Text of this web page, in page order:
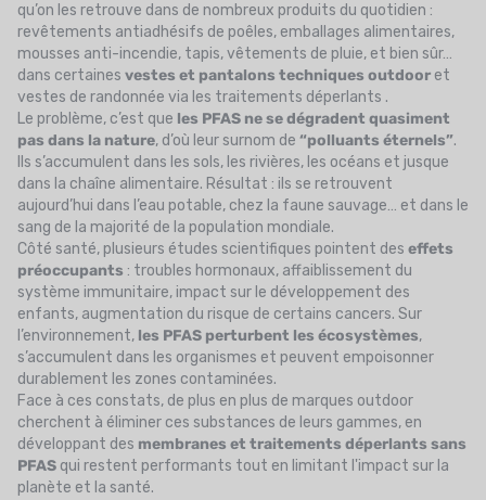
qu’on les retrouve dans de nombreux produits du quotidien :
revêtements antiadhésifs de poêles, emballages alimentaires,
mousses anti-incendie, tapis, vêtements de pluie, et bien sûr…
dans certaines vestes et pantalons techniques outdoor et
vestes de randonnée via les traitements déperlants .
Le problème, c’est que les PFAS ne se dégradent quasiment
pas dans la nature, d’où leur surnom de “polluants éternels”.
Ils s’accumulent dans les sols, les rivières, les océans et jusque
dans la chaîne alimentaire. Résultat : ils se retrouvent
aujourd’hui dans l’eau potable, chez la faune sauvage… et dans le
sang de la majorité de la population mondiale.
Côté santé, plusieurs études scientifiques pointent des effets
préoccupants : troubles hormonaux, affaiblissement du
système immunitaire, impact sur le développement des
enfants, augmentation du risque de certains cancers. Sur
l’environnement, les PFAS perturbent les écosystèmes,
s’accumulent dans les organismes et peuvent empoisonner
durablement les zones contaminées.
Face à ces constats, de plus en plus de marques outdoor
cherchent à éliminer ces substances de leurs gammes, en
développant des membranes et traitements déperlants sans
PFAS qui restent performants tout en limitant l'impact sur la
planète et la santé.